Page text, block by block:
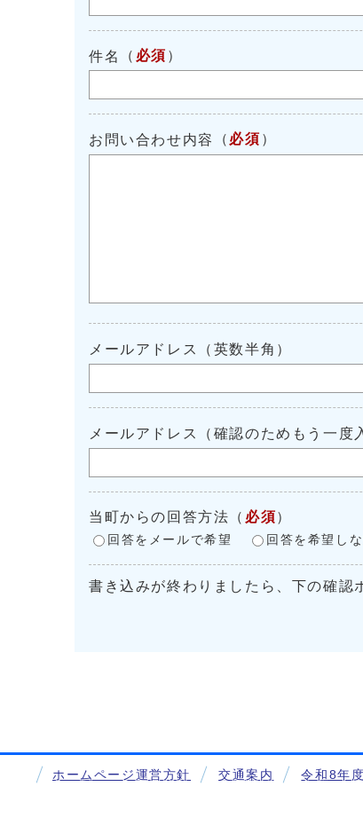
件名 （ 必須 ）
お問い合わせ内容 （ 必須 ）
メールアドレス（英数半角）
メールアドレス（確認のためもう一度
当町からの回答方法 （ 必須）
回答をメールで希望 回答を希望し
書き込みが終わりましたら、下の確認
ホームページ運営方針 交通案内 令和8年